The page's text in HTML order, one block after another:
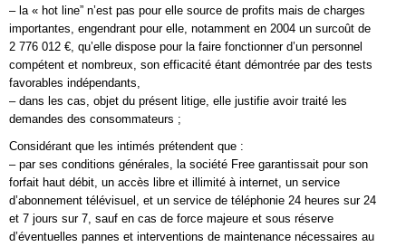
– la « hot line” n’est pas pour elle source de profits mais de charges
importantes, engendrant pour elle, notamment en 2004 un surcoût de
2 776 012 €, qu’elle dispose pour la faire fonctionner d’un personnel
compétent et nombreux, son efficacité étant démontrée par des tests
favorables indépendants,
– dans les cas, objet du présent litige, elle justifie avoir traité les
demandes des consommateurs ;
Considérant que les intimés prétendent que :
– par ses conditions générales, la société Free garantissait pour son
forfait haut débit, un accès libre et illimité à internet, un service
d’abonnement télévisuel, et un service de téléphonie 24 heures sur 24
et 7 jours sur 7, sauf en cas de force majeure et sous réserve
d’éventuelles pannes et interventions de maintenance nécessaires au